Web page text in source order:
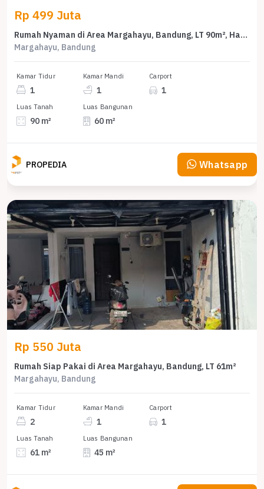
Rp 499 Juta
Rumah Nyaman di Area Margahayu, Bandung, LT 90m², Harga 499 Juta
Margahayu, Bandung
Kamar Tidur
1
Kamar Mandi
1
Carport
1
Luas Tanah
90 m²
Luas Bangunan
60 m²
PROPEDIA Whatsapp
Rp 550 Juta
Rumah Siap Pakai di Area Margahayu, Bandung, LT 61m²
Margahayu, Bandung
Kamar Tidur
2
Kamar Mandi
1
Carport
1
Luas Tanah
61 m²
Luas Bangunan
45 m²